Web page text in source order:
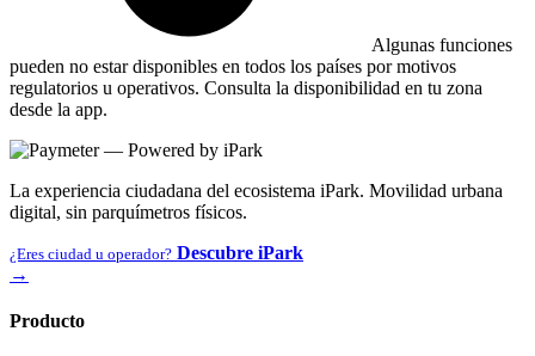
Algunas funciones
pueden no estar disponibles en todos los países por motivos
regulatorios u operativos. Consulta la disponibilidad en tu zona
desde la app.
La experiencia ciudadana del ecosistema iPark. Movilidad urbana
digital, sin parquímetros físicos.
¿Eres ciudad u operador? Descubre iPark
→
Producto